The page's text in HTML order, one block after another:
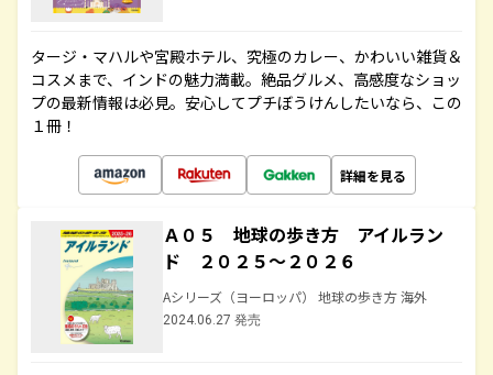
タージ・マハルや宮殿ホテル、究極のカレー、かわいい雑貨＆
コスメまで、インドの魅力満載。絶品グルメ、高感度なショッ
プの最新情報は必見。安心してプチぼうけんしたいなら、この
１冊！
詳細を見る
Ａ０５ 地球の歩き方 アイルラン
ド ２０２５～２０２６
Aシリーズ（ヨーロッパ） 地球の歩き方 海外
2024.06.27 発売